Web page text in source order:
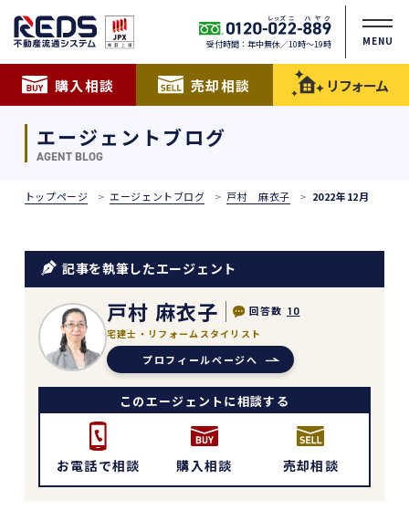
受付時間：年中無休／10時〜19時 MENU
購入相談 売却相談 リフォーム
エージェントブログ
AGENT BLOG
トップページ エージェントブログ 戸村 麻衣子 2022年12月
記事を執筆したエージェント
戸村 麻衣子 回答数 10
宅建士・リフォームスタイリスト
プロフィールページへ
このエージェントに相談する
お電話で相談 購入相談 売却相談